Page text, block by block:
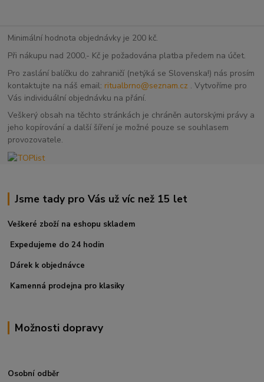
Minimální hodnota objednávky je 200 kč.
Při nákupu nad 2000,- Kč je požadována platba předem na účet.
Pro zaslání balíčku do zahraničí (netýká se Slovenska!) nás prosím
kontaktujte na náš email: ritualbrno@seznam.cz . Vytvoříme pro
Vás individuální objednávku na přání.
Veškerý obsah na těchto stránkách je chráněn autorskými právy a
jeho kopírování a další šíření je možné pouze se souhlasem
provozovatele.
Jsme tady pro Vás už víc než 15 let
Veškeré zboží na eshopu skladem
Expedujeme do 24 hodin
Dárek k objednávce
Kamenná prodejna pro klasiky
Možnosti dopravy
Osobní odběr